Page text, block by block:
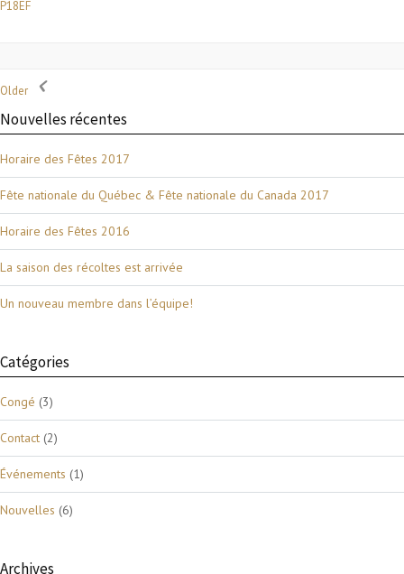
P18EF
Older
Nouvelles récentes
Horaire des Fêtes 2017
Fête nationale du Québec & Fête nationale du Canada 2017
Horaire des Fêtes 2016
La saison des récoltes est arrivée
Un nouveau membre dans l’équipe!
Catégories
Congé (3)
Contact (2)
Événements (1)
Nouvelles (6)
Archives